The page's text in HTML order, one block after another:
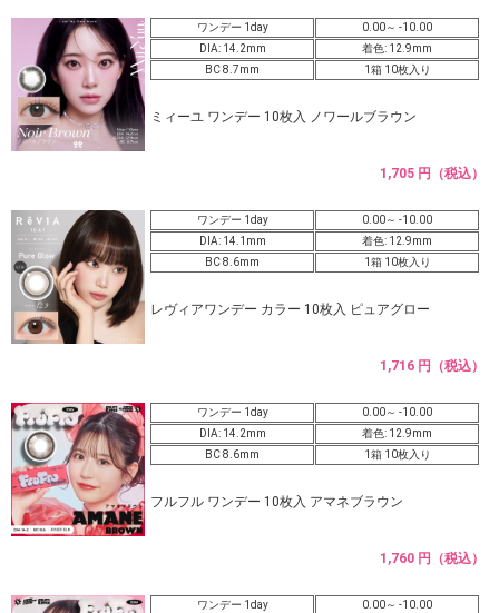
ワンデー 1day
0.00～ -10.00
DIA: 14.2mm
着色: 12.9mm
BC 8.7mm
1箱 10枚入り
ミィーユ ワンデー 10枚入 ノワールブラウン
1,705 円（税込）
ワンデー 1day
0.00～ -10.00
DIA: 14.1mm
着色: 12.9mm
BC 8.6mm
1箱 10枚入り
レヴィアワンデー カラー 10枚入 ピュアグロー
1,716 円（税込）
ワンデー 1day
0.00～ -10.00
DIA: 14.2mm
着色: 12.9mm
BC 8.6mm
1箱 10枚入り
フルフル ワンデー 10枚入 アマネブラウン
1,760 円（税込）
ワンデー 1day 0.00～ -10.00